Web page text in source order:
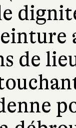
de